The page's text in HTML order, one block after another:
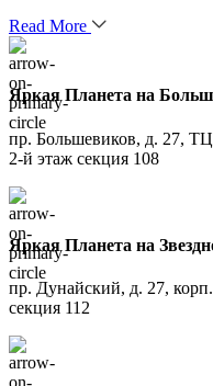
Read More
Яркая Планета на
пр. Большевиков, д. 27,
2-й этаж секция 108
Яркая Планета на
пр. Дунайский, д. 27,
секция 112